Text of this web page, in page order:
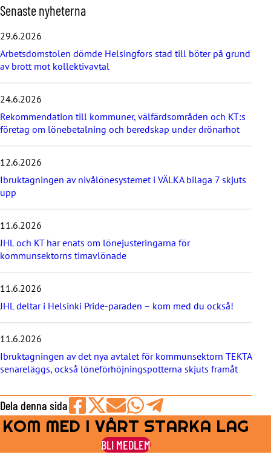
H
o
p
p
a
ö
v
r
d
e
n
a
s
e
n
y
h
e
t
e
n
a
Senaste nyheterna
29.6.2026
Arbetsdomstolen dömde Helsingfors stad till böter på grund
av brott mot kollektivavtal
24.6.2026
Rekommendation till kommuner, välfärdsområden och KT:s
företag om lönebetalning och beredskap under drönarhot
12.6.2026
Ibruktagningen av nivålönesystemet i VÄLKA bilaga 7 skjuts
upp
11.6.2026
JHL och KT har enats om lönejusteringarna för
kommunsektorns timavlönade
11.6.2026
JHL deltar i Helsinki Pride-paraden – kom med du också!
11.6.2026
Ibruktagningen av det nya avtalet för kommunsektorn TEKTA
senareläggs, också löneförhöjningspotterna skjuts framåt
Dela denna sida
Share
on
Facebook
Share
on
Share
by
E-
Share
on
WhatsApp
Share
on
Telegram
KOM MED I VÅRT STARKA LAG
BLI MEDLEM